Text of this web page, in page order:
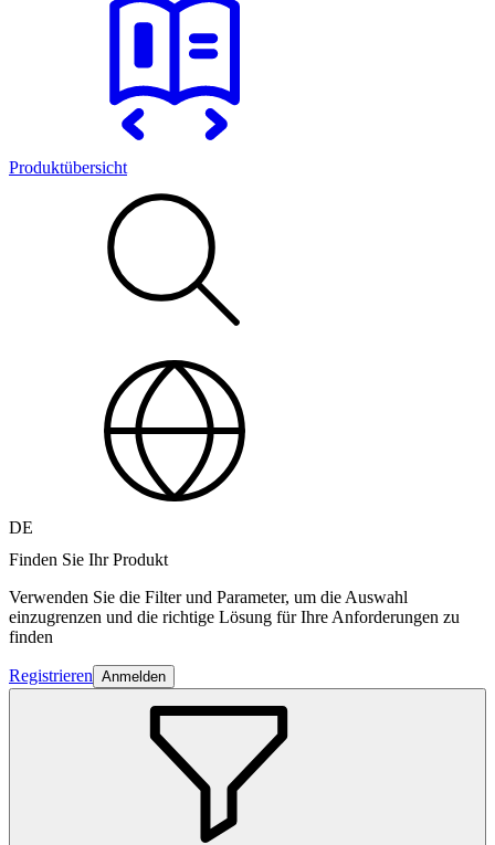
Produktübersicht
DE
Finden Sie Ihr Produkt
Verwenden Sie die Filter und Parameter, um die Auswahl
einzugrenzen und die richtige Lösung für Ihre Anforderungen zu
finden
Registrieren Anmelden